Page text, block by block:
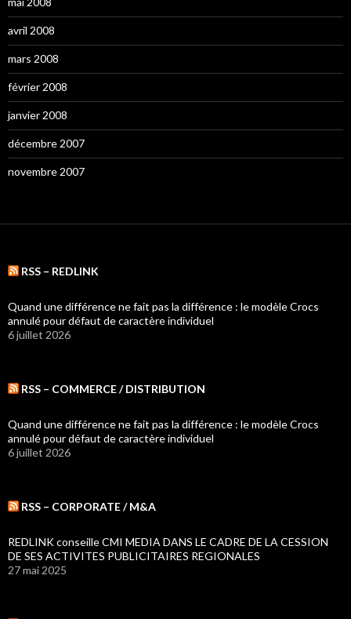
avril 2008
mars 2008
février 2008
janvier 2008
décembre 2007
novembre 2007
RSS – REDLINK
Quand une différence ne fait pas la différence : le modèle Crocs
annulé pour défaut de caractère individuel
6 juillet 2026
RSS – COMMERCE / DISTRIBUTION
Quand une différence ne fait pas la différence : le modèle Crocs
annulé pour défaut de caractère individuel
6 juillet 2026
RSS – CORPORATE / M&A
REDLINK conseille CMI MEDIA DANS LE CADRE DE LA CESSION
DE SES ACTIVITES PUBLICITAIRES REGIONALES
27 mai 2025